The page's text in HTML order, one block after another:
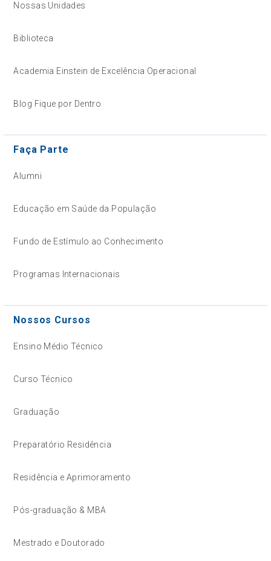
Nossas Unidades
Biblioteca
Academia Einstein de Excelência Operacional
Blog Fique por Dentro
Faça Parte
Alumni
Educação em Saúde da População
Fundo de Estímulo ao Conhecimento
Programas Internacionais
Nossos Cursos
Ensino Médio Técnico
Curso Técnico
Graduação
Preparatório Residência
Residência e Aprimoramento
Pós-graduação & MBA
Mestrado e Doutorado